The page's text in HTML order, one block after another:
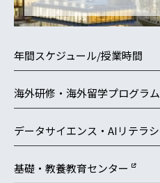
年間スケジュール/授業時間
海外研修・海外留学プログラム
データサイエンス・AIリテラ
基礎・教養教育センター